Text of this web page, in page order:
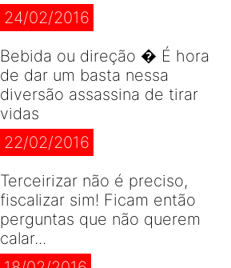
24/02/2016
Bebida ou direção � É hora
de dar um basta nessa
diversão assassina de tirar
vidas
22/02/2016
Terceirizar não é preciso,
fiscalizar sim! Ficam então
perguntas que não querem
calar...